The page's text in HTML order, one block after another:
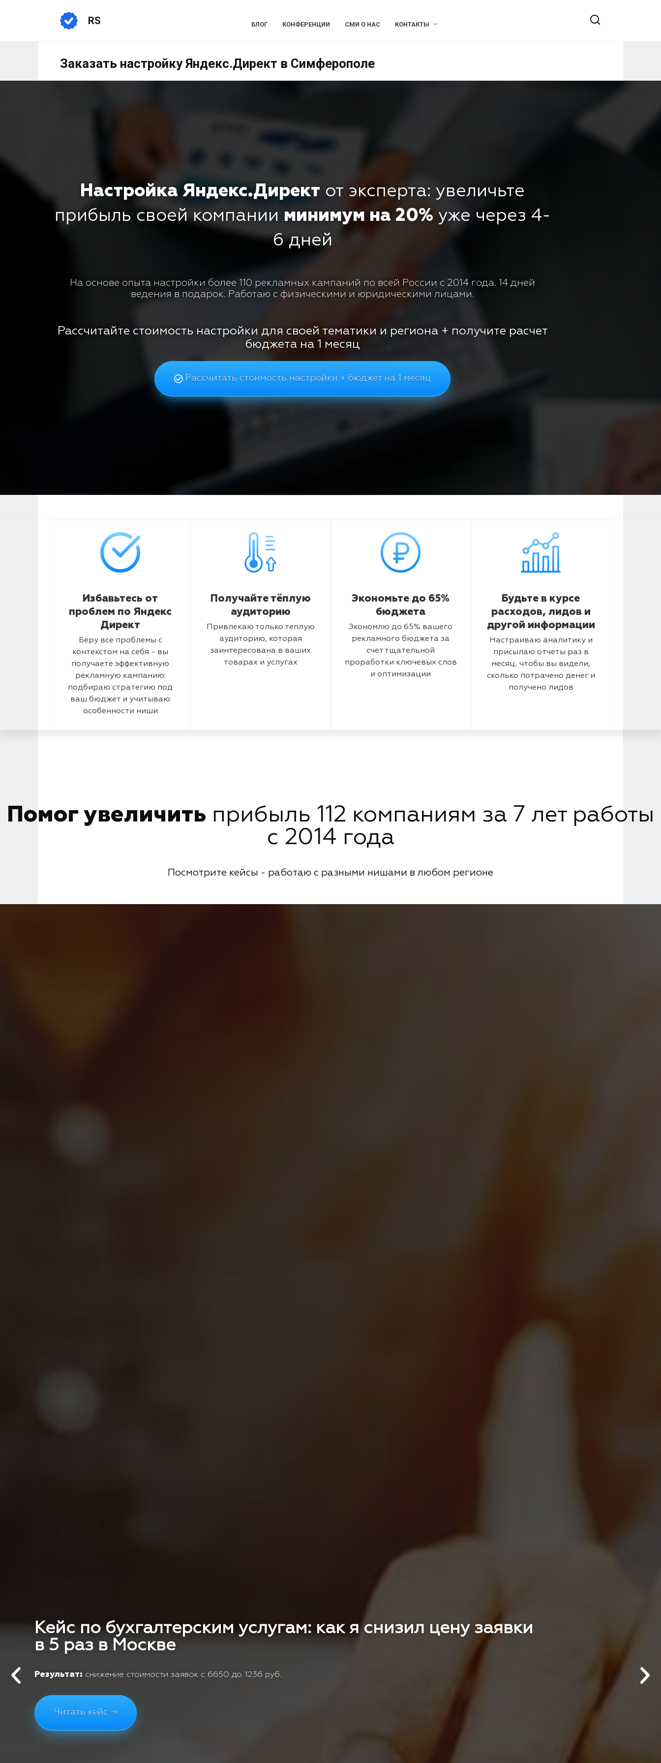
RS БЛОГ КОНФЕРЕНЦИИ СМИ О НАС КОНТАКТЫ
Заказать настройку Яндекс.Директ в Симферополе
Настройка Яндекс.Директ от эксперта: увеличьте
прибыль своей компании минимум на 20% уже через 4-
6 дней
На основе опыта настройки более 110 рекламных кампаний по всей России с 2014 года. 14 дней
ведения в подарок. Работаю с физическими и юридическими лицами.
Рассчитайте стоимость настройки для своей тематики и региона + получите расчет
бюджета на 1 месяц
Рассчитать стоимость настройки + бюджет на 1 месяц
Избавьтесь от
проблем по Яндекс
Директ
Беру все проблемы с
контекстом на себя - вы
получаете эффективную
рекламную кампанию:
подбираю стратегию под
ваш бюджет и учитываю
особенности ниши
Получайте тёплую
аудиторию
Привлекаю только теплую
аудиторию, которая
заинтересована в ваших
товарах и услугах
Экономьте до 65%
бюджета
Экономлю до 65% вашего
рекламного бюджета за
счет тщательной
проработки ключевых слов
и оптимизации
Будьте в курсе
расходов, лидов и
другой информации
Настраиваю аналитику и
присылаю отчеты раз в
месяц, чтобы вы видели,
сколько потрачено денег и
получено лидов
Помог увеличить прибыль 112 компаниям за 7 лет работы
с 2014 года
Посмотрите кейсы - работаю с разными нишами в любом регионе
Кейс по бухгалтерским услугам: как я снизил цену заявки
в 5 раз в Москве
Результат: снижение стоимости заявок с 6650 до 1236 руб.
Читать кейс →